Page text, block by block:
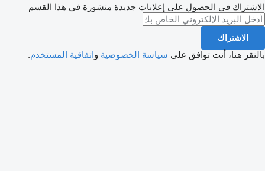
الاشتراك في الحصول على إعلانات جديدة منشورة في هذا القسم
الاشتراك
بالنقر هنا، أنت توافق على سياسة الخصوصية واتفاقية المستخدم.